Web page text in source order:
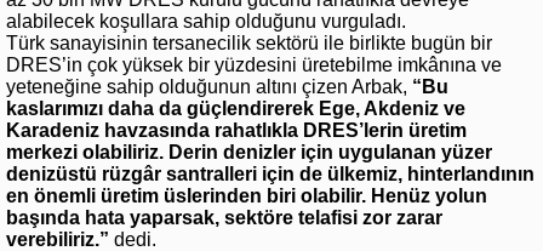
alabilecek koşullara sahip olduğunu vurguladı.
Türk sanayisinin tersanecilik sektörü ile birlikte bugün bir
DRES’in çok yüksek bir yüzdesini üretebilme imkânına ve
yeteneğine sahip olduğunun altını çizen Arbak, “Bu
kaslarımızı daha da güçlendirerek Ege, Akdeniz ve
Karadeniz havzasında rahatlıkla DRES’lerin üretim
merkezi olabiliriz. Derin denizler için uygulanan yüzer
denizüstü rüzgâr santralleri için de ülkemiz, hinterlandının
en önemli üretim üslerinden biri olabilir. Henüz yolun
başında hata yaparsak, sektöre telafisi zor zarar
verebiliriz.” dedi.